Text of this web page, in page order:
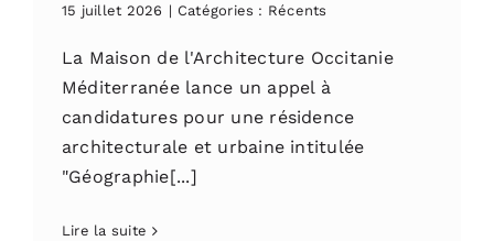
15 juillet 2026 | Catégories : Récents
La Maison de l'Architecture Occitanie
Méditerranée lance un appel à
candidatures pour une résidence
architecturale et urbaine intitulée
"Géographie[...]
Lire la suite